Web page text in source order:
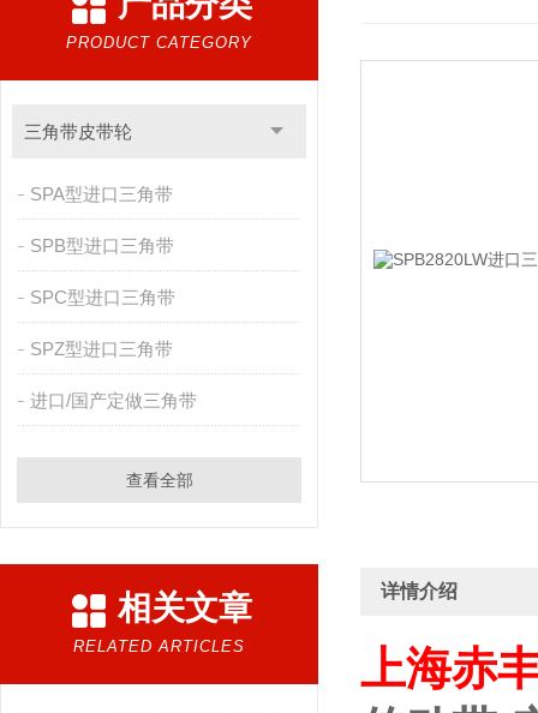
PRODUCT CATEGORY
三角带皮带轮
SPA型进口三角带
SPB型进口三角带
SPC型进口三角带
SPZ型进口三角带
进口/国产定做三角带
查看全部
相关文章
RELATED ARTICLES
详情介绍
上海赤